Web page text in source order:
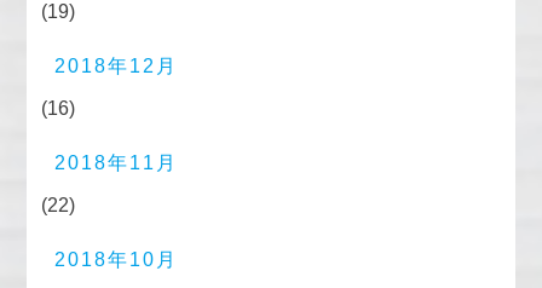
(19)
2018年12月
(16)
2018年11月
(22)
2018年10月